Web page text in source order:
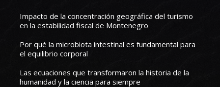
Impacto de la concentración geográfica del turismo
en la estabilidad fiscal de Montenegro
Por qué la microbiota intestinal es fundamental para
el equilibrio corporal
Las ecuaciones que transformaron la historia de la
humanidad y la ciencia para siempre